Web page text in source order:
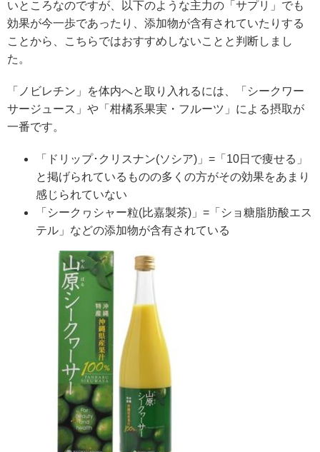
いところなのですが、以下のような主力の「サプリ」でも
効果が今一歩であったり、添加物が含有されていたりする
ことから、こちらではおすすめしないことと判断しまし
た。
「ノビレチン」を体内へと取り入れるには、「シークワー
サージュース」や「柑橘系果実・フルーツ」による摂取が
一番です。
「ドリップ･クリスナン(ソシア)」=「10日で痩せる」
と掲げられているものの多くの方がその効果をあまり
感じられていない
「シークヮシャー粒(比嘉製茶)」=「 ショ糖脂肪酸エス
テル」などの添加物が含有されている